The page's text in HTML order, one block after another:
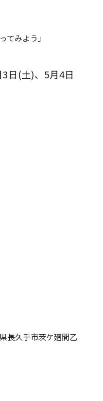
てみよう」
3日(土)、5月4日
長久手市茨ケ廻間乙